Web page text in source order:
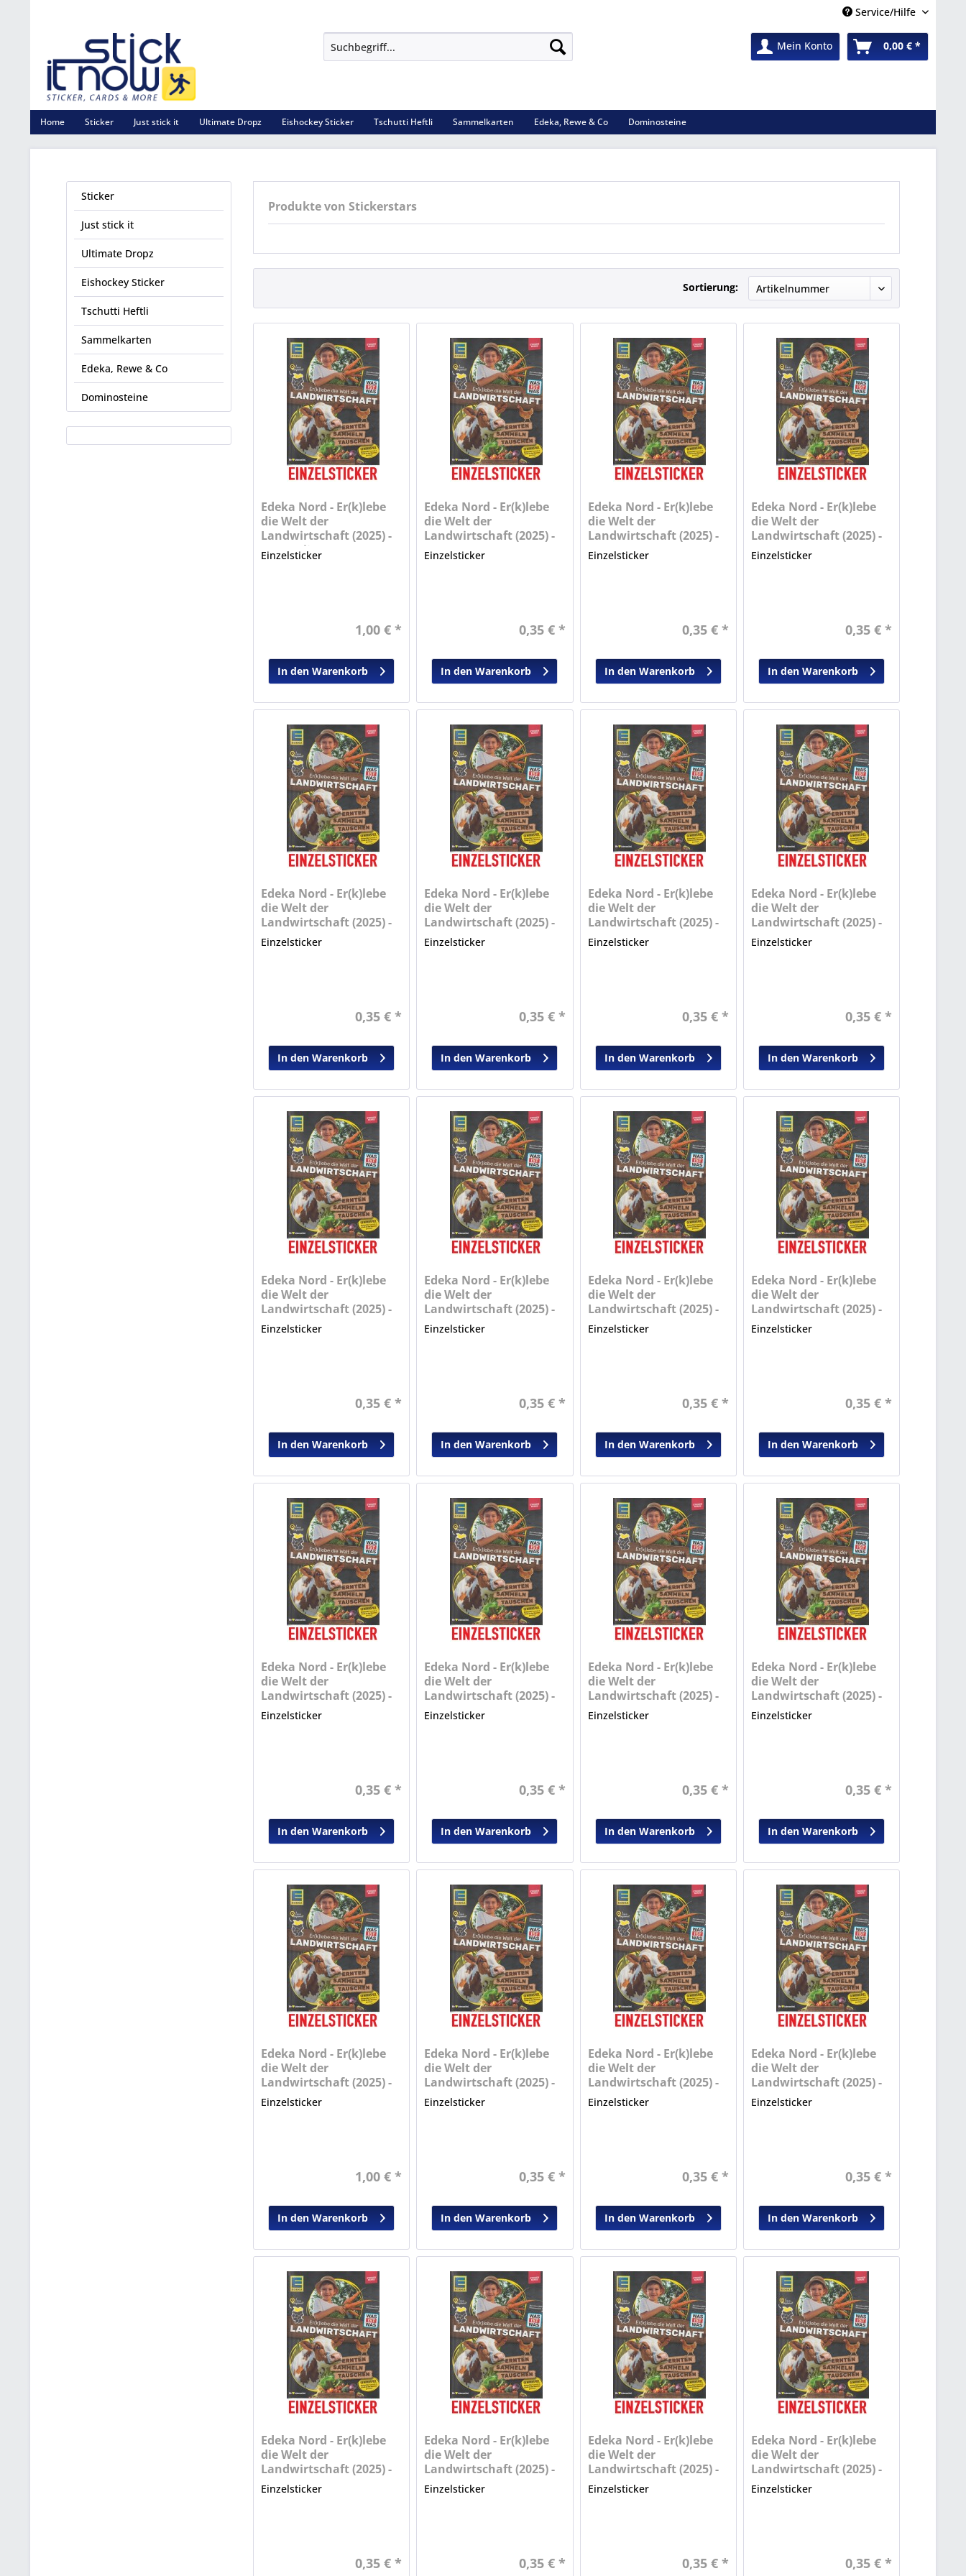
Service/Hilfe
Mein Konto 0,00 € *
Home Sticker Just stick it Ultimate Dropz Eishockey Sticker Tschutti Heftli Sammelkarten Edeka, Rewe & Co Dominosteine
Sticker
Just stick it
Ultimate Dropz
Eishockey Sticker
Tschutti Heftli
Sammelkarten
Edeka, Rewe & Co
Dominosteine
Produkte von Stickerstars
Sortierung:
Edeka Nord - Er(k)lebe
die Welt der
Landwirtschaft (2025) -
Nr. 1 (Glitzer)
Einzelsticker
1,00 € *
In den Warenkorb
Edeka Nord - Er(k)lebe
die Welt der
Landwirtschaft (2025) -
Nr. 2
Einzelsticker
0,35 € *
In den Warenkorb
Edeka Nord - Er(k)lebe
die Welt der
Landwirtschaft (2025) -
Nr. 3
Einzelsticker
0,35 € *
In den Warenkorb
Edeka Nord - Er(k)lebe
die Welt der
Landwirtschaft (2025) -
Nr. 4
Einzelsticker
0,35 € *
In den Warenkorb
Edeka Nord - Er(k)lebe
die Welt der
Landwirtschaft (2025) -
Nr. 5
Einzelsticker
0,35 € *
In den Warenkorb
Edeka Nord - Er(k)lebe
die Welt der
Landwirtschaft (2025) -
Nr. 6
Einzelsticker
0,35 € *
In den Warenkorb
Edeka Nord - Er(k)lebe
die Welt der
Landwirtschaft (2025) -
Nr. 7
Einzelsticker
0,35 € *
In den Warenkorb
Edeka Nord - Er(k)lebe
die Welt der
Landwirtschaft (2025) -
Nr. 8
Einzelsticker
0,35 € *
In den Warenkorb
Edeka Nord - Er(k)lebe
die Welt der
Landwirtschaft (2025) -
Nr. 10
Einzelsticker
0,35 € *
In den Warenkorb
Edeka Nord - Er(k)lebe
die Welt der
Landwirtschaft (2025) -
Nr. 11
Einzelsticker
0,35 € *
In den Warenkorb
Edeka Nord - Er(k)lebe
die Welt der
Landwirtschaft (2025) -
Nr. 12
Einzelsticker
0,35 € *
In den Warenkorb
Edeka Nord - Er(k)lebe
die Welt der
Landwirtschaft (2025) -
Nr. 13
Einzelsticker
0,35 € *
In den Warenkorb
Edeka Nord - Er(k)lebe
die Welt der
Landwirtschaft (2025) -
Nr. 14
Einzelsticker
0,35 € *
In den Warenkorb
Edeka Nord - Er(k)lebe
die Welt der
Landwirtschaft (2025) -
Nr. 15
Einzelsticker
0,35 € *
In den Warenkorb
Edeka Nord - Er(k)lebe
die Welt der
Landwirtschaft (2025) -
Nr. 16
Einzelsticker
0,35 € *
In den Warenkorb
Edeka Nord - Er(k)lebe
die Welt der
Landwirtschaft (2025) -
Nr. 17
Einzelsticker
0,35 € *
In den Warenkorb
Edeka Nord - Er(k)lebe
die Welt der
Landwirtschaft (2025) -
Nr. 18...
Einzelsticker
1,00 € *
In den Warenkorb
Edeka Nord - Er(k)lebe
die Welt der
Landwirtschaft (2025) -
Nr. 19
Einzelsticker
0,35 € *
In den Warenkorb
Edeka Nord - Er(k)lebe
die Welt der
Landwirtschaft (2025) -
Nr. 20
Einzelsticker
0,35 € *
In den Warenkorb
Edeka Nord - Er(k)lebe
die Welt der
Landwirtschaft (2025) -
Nr. 21
Einzelsticker
0,35 € *
In den Warenkorb
Edeka Nord - Er(k)lebe
die Welt der
Landwirtschaft (2025) -
Nr. 22
Einzelsticker
0,35 € *
Edeka Nord - Er(k)lebe
die Welt der
Landwirtschaft (2025) -
Nr. 23
Einzelsticker
0,35 € *
Edeka Nord - Er(k)lebe
die Welt der
Landwirtschaft (2025) -
Nr. 24
Einzelsticker
0,35 € *
Edeka Nord - Er(k)lebe
die Welt der
Landwirtschaft (2025) -
Nr. 25
Einzelsticker
0,35 € *